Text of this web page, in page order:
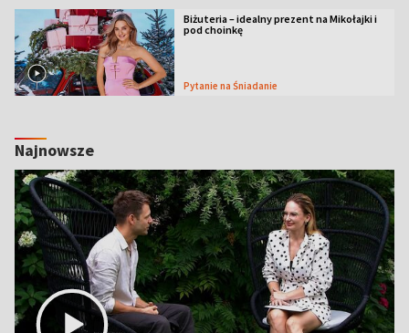
Biżuteria – idealny prezent na Mikołajki i
pod choinkę
Pytanie na Śniadanie
Najnowsze